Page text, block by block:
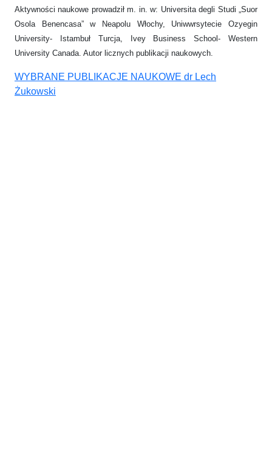
Aktywności naukowe prowadził m. in. w: Universita degli Studi „Suor
Osola Benencasa” w Neapolu Włochy, Uniwwrsytecie Ozyegin
University- Istambuł Turcja, Ivey Business School- Western
University Canada. Autor licznych publikacji naukowych.
WYBRANE PUBLIKACJE NAUKOWE dr Lech
Żukowski